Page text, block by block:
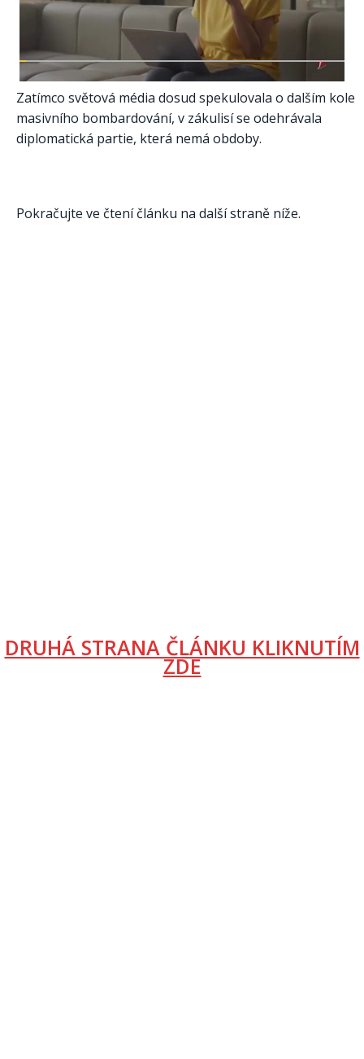
Zatímco světová média dosud spekulovala o dalším kole
masivního bombardování, v zákulisí se odehrávala
diplomatická partie, která nemá obdoby.
Pokračujte ve čtení článku na další straně níže.
DRUHÁ STRANA ČLÁNKU KLIKNUTÍM
ZDE